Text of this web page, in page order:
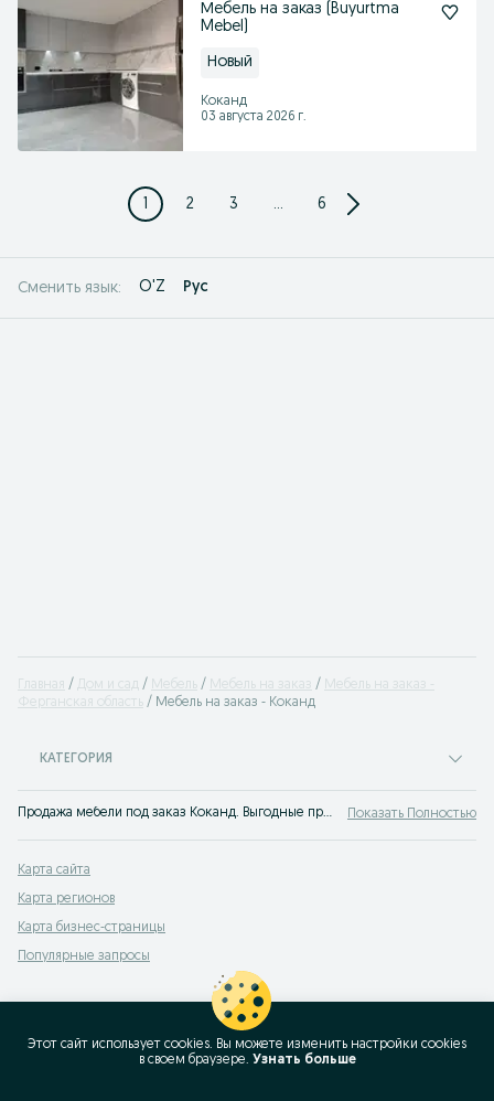
Мебель на заказ (Buyurtma
Mebel)
Новый
Коканд
03 августа 2026 г.
1 2 3 ... 6
Сменить язык: O'Z Рус
Главная Дом и сад Мебель Мебель на заказ
Мебель на заказ -
Ферганская область
Мебель на заказ - Коканд
КАТЕГОРИЯ
Продажа мебели под заказ Коканд. Выгодные предложения изготовить мебели на заказ. Лучшая мебель по индивидуальному заказу и выгодной цене только на OLX (ранее Torg)! Показать Полностью
Карта сайта
Карта регионов
Карта бизнес-страницы
Популярные запросы
Этот сайт использует cookies. Вы можете изменить настройки cookies
в своeм браузере. Узнать больше